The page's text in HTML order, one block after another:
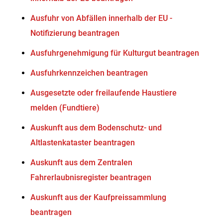
Ausfuhr von Abfällen innerhalb der EU -
Notifizierung beantragen
Ausfuhrgenehmigung für Kulturgut beantragen
Ausfuhrkennzeichen beantragen
Ausgesetzte oder freilaufende Haustiere
melden (Fundtiere)
Auskunft aus dem Bodenschutz- und
Altlastenkataster beantragen
Auskunft aus dem Zentralen
Fahrerlaubnisregister beantragen
Auskunft aus der Kaufpreissammlung
beantragen